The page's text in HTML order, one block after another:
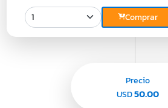
Comprar
Precio
USD50.00